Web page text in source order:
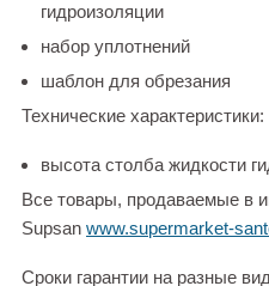
гидроизоляции
набор уплотнений
шаблон для обрезания
Технические характеристики:
высота столба жидкости
Все товары, продаваемые в
Supsan www.supermarket-
Сроки гарантии на разные